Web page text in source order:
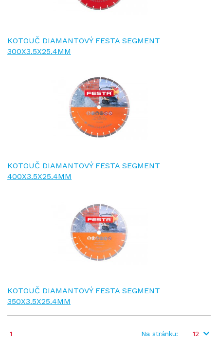
KOTOUČ DIAMANTOVÝ FESTA SEGMENT
300X3.5X25.4MM
KOTOUČ DIAMANTOVÝ FESTA SEGMENT
400X3.5X25.4MM
KOTOUČ DIAMANTOVÝ FESTA SEGMENT
350X3.5X25.4MM
1 Na stránku: 12